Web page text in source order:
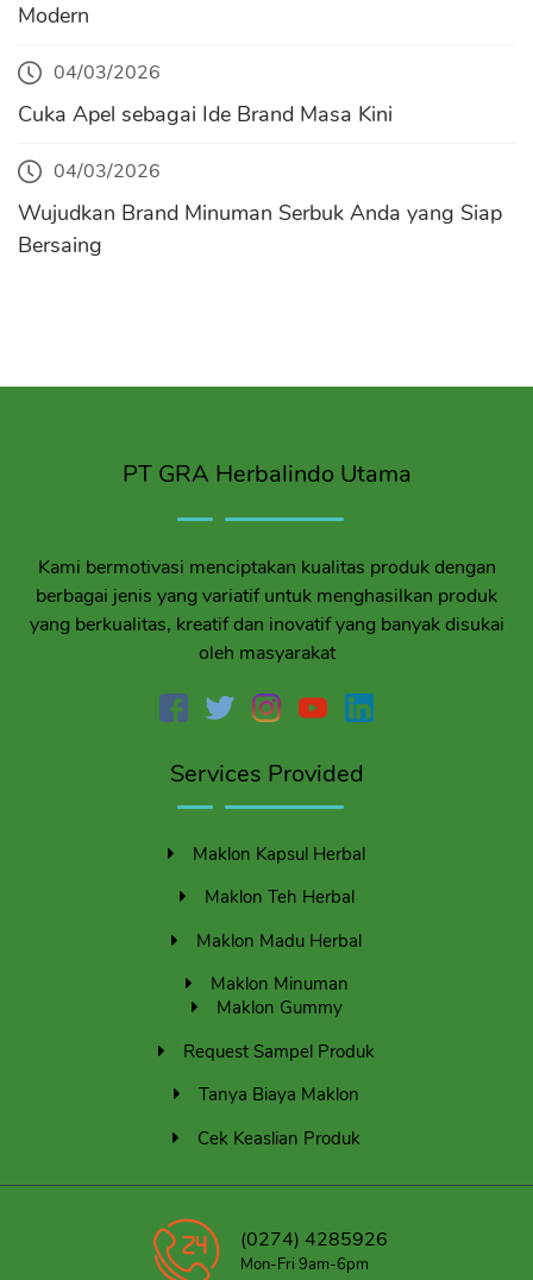
Modern
04/03/2026
Cuka Apel sebagai Ide Brand Masa Kini
04/03/2026
Wujudkan Brand Minuman Serbuk Anda yang Siap
Bersaing
PT GRA Herbalindo Utama
Kami bermotivasi menciptakan kualitas produk dengan
berbagai jenis yang variatif untuk menghasilkan produk
yang berkualitas, kreatif dan inovatif yang banyak disukai
oleh masyarakat
Services Provided
Maklon Kapsul Herbal
Maklon Teh Herbal
Maklon Madu Herbal
Maklon Minuman
Maklon Gummy
Request Sampel Produk
Tanya Biaya Maklon
Cek Keaslian Produk
(0274) 4285926
Mon-Fri 9am-6pm